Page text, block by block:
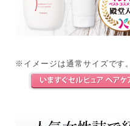
※イメージは通常サイズです。